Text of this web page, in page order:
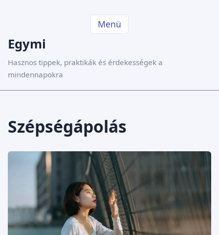
Menü
Egymi
Hasznos tippek, praktikák és érdekességek a
mindennapokra
Szépségápolás